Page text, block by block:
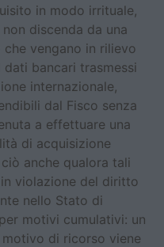
in modo irrituale,
discenda da una
vengano in rilievo
bancari trasmessi
internazionale,
dal Fisco senza
a effettuare una
di acquisizione
anche qualora tali
violazione del diritto
nello Stato di
motivi cumulativi: un
di ricorso viene